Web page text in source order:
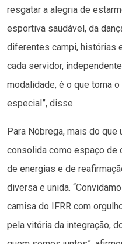
resgatar a alegria de
esportiva saudável, da
diferentes campi, histórias
cada servidor,
modalidade, é o que torna
especial”, disse.
Para Nóbrega, mais do
consolida como espaço de
de energias e de
diversa e unida.
camisa do IFRR com
pela vitória da integração,